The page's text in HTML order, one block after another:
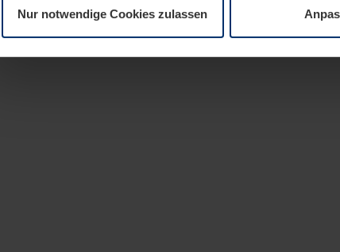
Nur notwendige Cookies zulassen